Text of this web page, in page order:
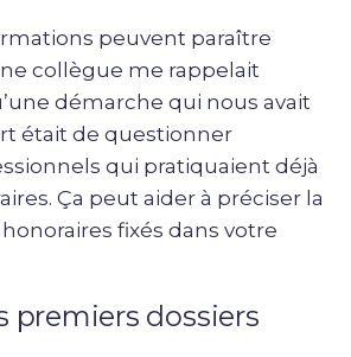
peuvent paraître
collègue me rappelait
démarche qui nous avait
était de questionner
qui pratiquaient déjà
Ça peut aider à préciser la
fixés dans votre
premiers dossiers